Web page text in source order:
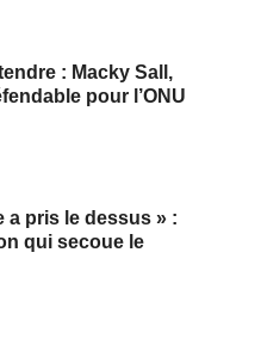
: Macky Sall,
pour l’ONU
a pris le dessus » :
qui secoue le